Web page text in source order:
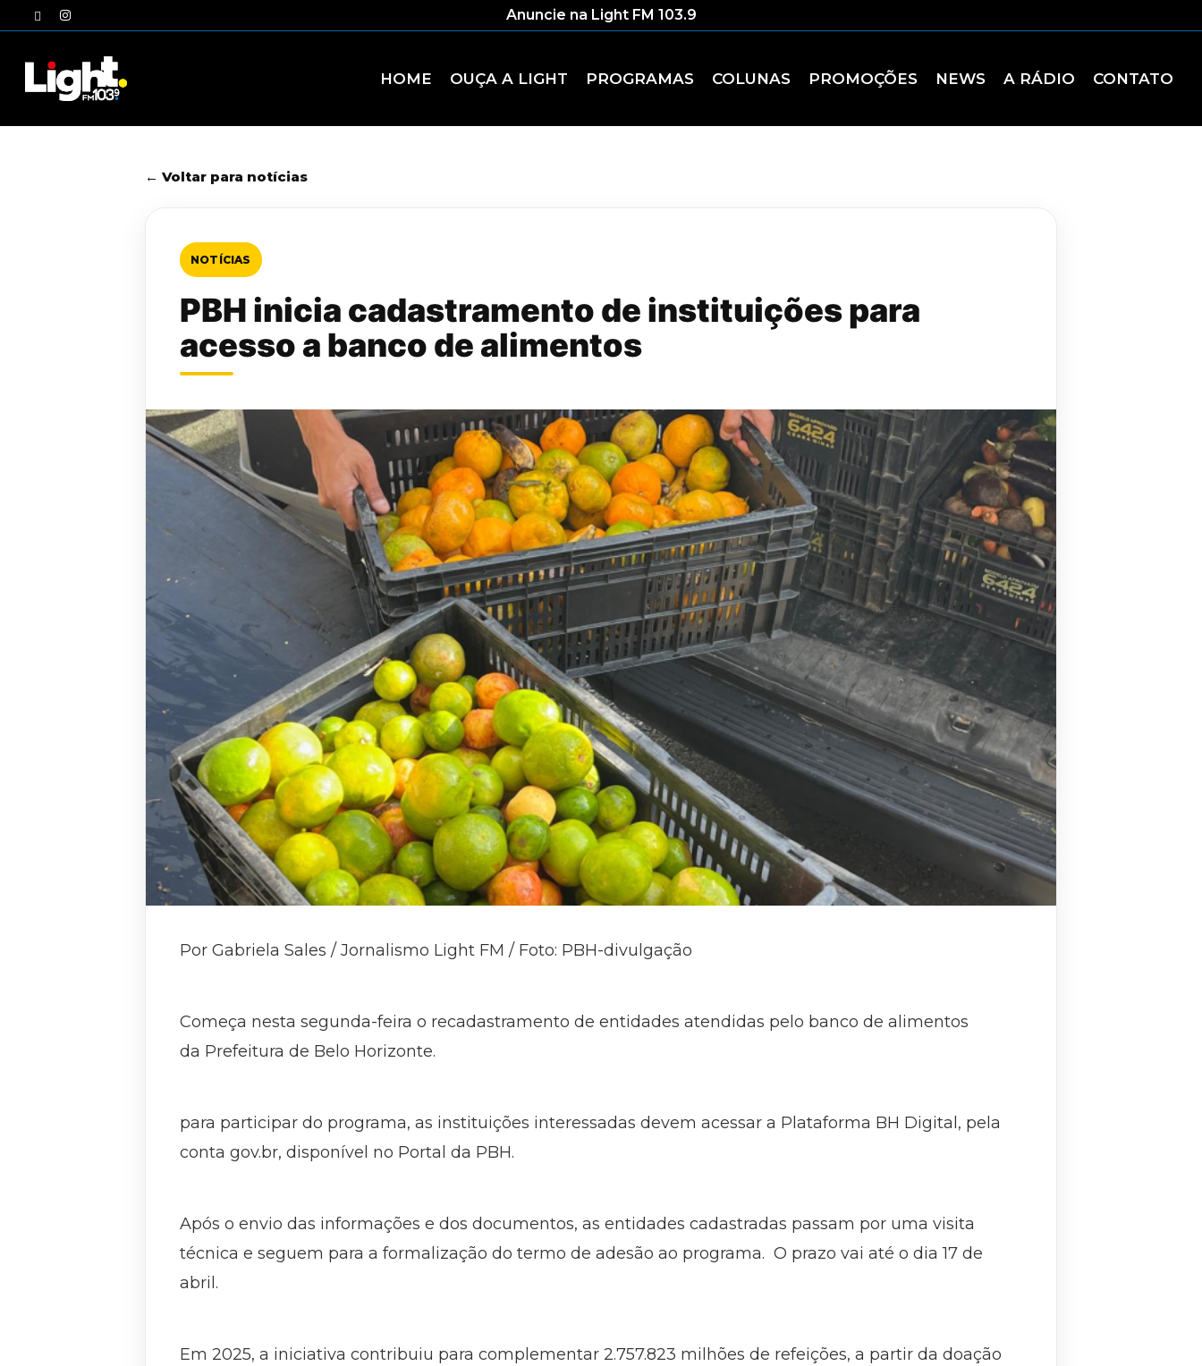
to
twitterinstagram Anuncie na Light FM 103.9
HOME OUÇA A LIGHT PROGRAMAS COLUNAS PROMOÇÕES NEWS A RÁDIO CONTATO
← Voltar para notícias
NOTÍCIAS
PBH inicia cadastramento de instituições para
acesso a banco de alimentos
Por Gabriela Sales / Jornalismo Light FM / Foto: PBH-divulgação
Começa nesta segunda-feira o recadastramento de entidades atendidas pelo banco de alimentos
da Prefeitura de Belo Horizonte.
para participar do programa, as instituições interessadas devem acessar a Plataforma BH Digital, pela
conta gov.br, disponível no Portal da PBH.
Após o envio das informações e dos documentos, as entidades cadastradas passam por uma visita
técnica e seguem para a formalização do termo de adesão ao programa. O prazo vai até o dia 17 de
abril.
Em 2025, a iniciativa contribuiu para complementar 2.757.823 milhões de refeições, a partir da doação